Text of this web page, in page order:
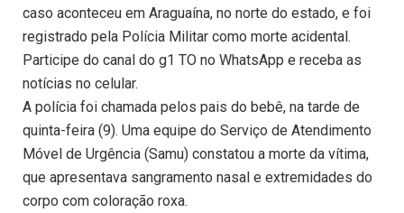
caso aconteceu em Araguaína, no norte do estado, e foi
registrado pela Polícia Militar como morte acidental.
Participe do canal do g1 TO no WhatsApp e receba as
notícias no celular.
A polícia foi chamada pelos pais do bebê, na tarde de
quinta-feira (9). Uma equipe do Serviço de Atendimento
Móvel de Urgência (Samu) constatou a morte da vítima,
que apresentava sangramento nasal e extremidades do
corpo com coloração roxa.